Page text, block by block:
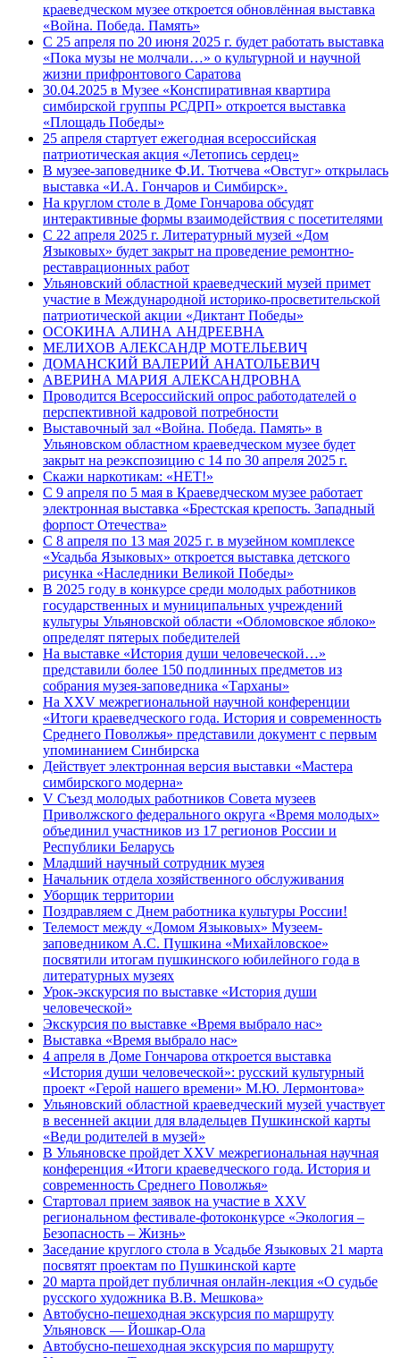
краеведческом музее откроется обновлённая выставка
«Война. Победа. Память»
С 25 апреля по 20 июня 2025 г. будет работать выставка
«Пока музы не молчали…» о культурной и научной
жизни прифронтового Саратова
30.04.2025 в Музее «Конспиративная квартира
симбирской группы РСДРП» откроется выставка
«Площадь Победы»
25 апреля стартует ежегодная всероссийская
патриотическая акция «Летопись сердец»
В музее-заповеднике Ф.И. Тютчева «Овстуг» открылась
выставка «И.А. Гончаров и Симбирск».
На круглом столе в Доме Гончарова обсудят
интерактивные формы взаимодействия с посетителями
С 22 апреля 2025 г. Литературный музей «Дом
Языковых» будет закрыт на проведение ремонтно-
реставрационных работ
Ульяновский областной краеведческий музей примет
участие в Международной историко-просветительской
патриотической акции «Диктант Победы»
ОСОКИНА АЛИНА АНДРЕЕВНА
МЕЛИХОВ АЛЕКСАНДР МОТЕЛЬЕВИЧ
ДОМАНСКИЙ ВАЛЕРИЙ АНАТОЛЬЕВИЧ
АВЕРИНА МАРИЯ АЛЕКСАНДРОВНА
Проводится Всероссийский опрос работодателей о
перспективной кадровой потребности
Выставочный зал «Война. Победа. Память» в
Ульяновском областном краеведческом музее будет
закрыт на реэкспозицию с 14 по 30 апреля 2025 г.
Скажи наркотикам: «НЕТ!»
С 9 апреля по 5 мая в Краеведческом музее работает
электронная выставка «Брестская крепость. Западный
форпост Отечества»
С 8 апреля по 13 мая 2025 г. в музейном комплексе
«Усадьба Языковых» откроется выставка детского
рисунка «Наследники Великой Победы»
В 2025 году в конкурсе среди молодых работников
государственных и муниципальных учреждений
культуры Ульяновской области «Обломовское яблоко»
определят пятерых победителей
На выставке «История души человеческой…»
представили более 150 подлинных предметов из
собрания музея-заповедника «Тарханы»
На XXV межрегиональной научной конференции
«Итоги краеведческого года. История и современность
Среднего Поволжья» представили документ с первым
упоминанием Синбирска
Действует электронная версия выставки «Мастера
симбирского модерна»
V Съезд молодых работников Совета музеев
Приволжского федерального округа «Время молодых»
объединил участников из 17 регионов России и
Республики Беларусь
Младший научный сотрудник музея
Начальник отдела хозяйственного обслуживания
Уборщик территории
Поздравляем с Днем работника культуры России!
Телемост между «Домом Языковых» Музеем-
заповедником А.С. Пушкина «Михайловское»
посвятили итогам пушкинского юбилейного года в
литературных музеях
Урок-экскурсия по выставке «История души
человеческой»
Экскурсия по выставке «Время выбрало нас»
Выставка «Время выбрало нас»
4 апреля в Доме Гончарова откроется выставка
«История души человеческой»: русский культурный
проект «Герой нашего времени» М.Ю. Лермонтова»
Ульяновский областной краеведческий музей участвует
в весенней акции для владельцев Пушкинской карты
«Веди родителей в музей»
В Ульяновске пройдет XXV межрегиональная научная
конференция «Итоги краеведческого года. История и
современность Среднего Поволжья»
Стартовал прием заявок на участие в XXV
региональном фестивале-фотоконкурсе «Экология –
Безопасность – Жизнь»
Заседание круглого стола в Усадьбе Языковых 21 марта
посвятят проектам по Пушкинской карте
20 марта пройдет публичная онлайн-лекция «О судьбе
русского художника В.В. Мешкова»
Автобусно-пешеходная экскурсия по маршруту
Ульяновск — Йошкар-Ола
Автобусно-пешеходная экскурсия по маршруту